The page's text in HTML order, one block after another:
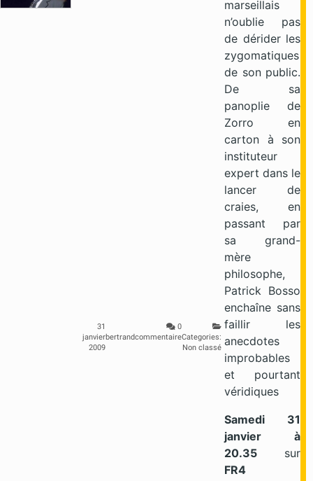
31
janvier
2009
bertrand
0
commentaireCategories:
Non classé
marseillais
n’oublie pas
de dérider les
zygomatiques
de son public.
De sa
panoplie de
Zorro en
carton à son
instituteur
expert dans le
lancer de
craies, en
passant par
sa grand-
mère
philosophe,
Patrick Bosso
enchaîne sans
faillir les
anecdotes
improbables
et pourtant
véridiques
Samedi 31
janvier à
20.35 sur
FR4